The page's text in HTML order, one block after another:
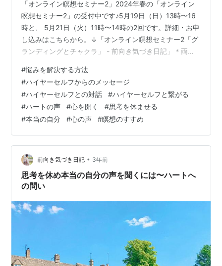
「オンライン瞑想セミナー2」2024年春の「オンライン
瞑想セミナー2」の受付中です♪5月19日（日）13時〜16
時と、 5月21日（火）11時〜14時の2回です。詳細・お申
し込みはこちらから。↓「オンライン瞑想セミナー2「グ
ランディングとチャクラ」 - 前向き気づき日記」＊両日
にどうぞ(^^) 今日は、 悩みを解決する答えを知る方法に
ついてのお話です(^^) リスクや利益など色んな可能性を
考えて、 どうすればいいのか？悩んだり、 どうしてこん
な経験をするのだろう？ なぜうまくいかないの？など、
人生の選択や日常の中で迷い悩むことの 答えを見つけ…
#悩みを解決する方法
#ハイヤーセルフからのメッセージ
#ハイヤーセルフとの対話 #ハイヤーセルフと繋がる
#ハートの声 #心を開く #思考を休ませる
#本当の自分 #心の声 #瞑想のすすめ
前向き気づき日記 • 3年前
思考を休め本当の自分の声を聞くには〜ハートへ
の問い